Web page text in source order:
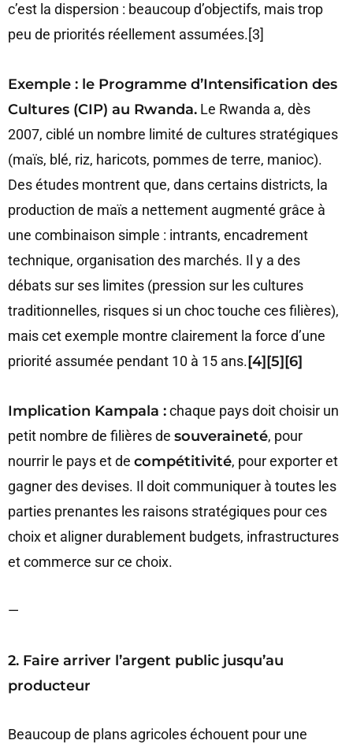
c’est la dispersion : beaucoup d’objectifs, mais trop
peu de priorités réellement assumées.[3]
Exemple : le Programme d’Intensification des
Cultures (CIP) au Rwanda. Le Rwanda a, dès
2007, ciblé un nombre limité de cultures stratégiques
(maïs, blé, riz, haricots, pommes de terre, manioc).
Des études montrent que, dans certains districts, la
production de maïs a nettement augmenté grâce à
une combinaison simple : intrants, encadrement
technique, organisation des marchés. Il y a des
débats sur ses limites (pression sur les cultures
traditionnelles, risques si un choc touche ces filières),
mais cet exemple montre clairement la force d’une
priorité assumée pendant 10 à 15 ans.[4][5][6]
Implication Kampala :chaque pays doit choisir un
petit nombre de filières de souveraineté, pour
nourrir le pays et de compétitivité, pour exporter et
gagner des devises. Il doit communiquer à toutes les
parties prenantes les raisons stratégiques pour ces
choix et aligner durablement budgets, infrastructures
et commerce sur ce choix.
—
2. Faire arriver l’argent public jusqu’au
producteur
Beaucoup de plans agricoles échouent pour une